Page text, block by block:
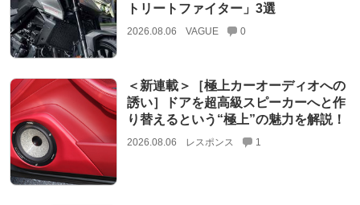
トリートファイター」3選
2026.08.06 VAGUE 0
＜新連載＞［極上カーオーディオへの
誘い］ドアを超高級スピーカーへと作
り替えるという“極上”の魅力を解説！
2026.08.06 レスポンス 1